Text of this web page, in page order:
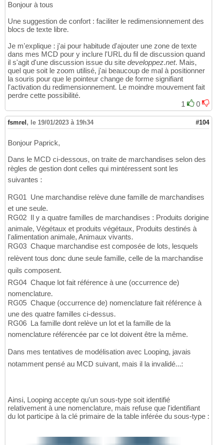
Bonjour à tous
Une suggestion de confort : faciliter le redimensionnement des
blocs de texte libre.
Je m'explique : j'ai pour habitude d'ajouter une zone de texte
dans mes MCD pour y inclure l'URL du fil de discussion quand
il s'agit d'une discussion issue du site developpez.net. Mais,
quel que soit le zoom utilisé, j'ai beaucoup de mal à positionner
la souris pour que le pointeur change de forme signifiant
l'activation du redimensionnement. Le moindre mouvement fait
perdre cette possibilité.
1
0
fsmrel , le 19/01/2023 à 19h34 #104
Bonjour Paprick,
Dans le MCD ci-dessous, on traite de marchandises selon des
règles de gestion dont celles qui mintéressent sont les
suivantes :
RG01  Une marchandise relève dune famille de marchandises
et une seule.
RG02  Il y a quatre familles de marchandises : Produits dorigine
animale, Végétaux et produits végétaux, Produits destinés à
l'alimentation animale, Animaux vivants.
RG03  Chaque marchandise est composée de lots, lesquels
relèvent tous donc dune seule famille, celle de la marchandise
quils composent.
RG04  Chaque lot fait référence à une (occurrence de)
nomenclature.
RG05  Chaque (occurrence de) nomenclature fait référence à
une des quatre familles ci-dessus.
RG06  La famille dont relève un lot et la famille de la
nomenclature référencée par ce lot doivent être la même.
Dans mes tentatives de modélisation avec Looping, javais
notamment pensé au MCD suivant, mais il la invalidé...:
Ainsi, Looping accepte qu'un sous-type soit identifié
relativement à une nomenclature, mais refuse que l'identifiant
du lot participe à la clé primaire de la table inférée du sous-type :